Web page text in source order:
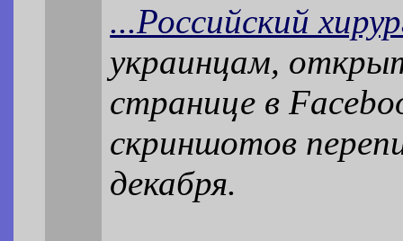
...Российский
украинцам,
странице в
скриншотов
декабря.